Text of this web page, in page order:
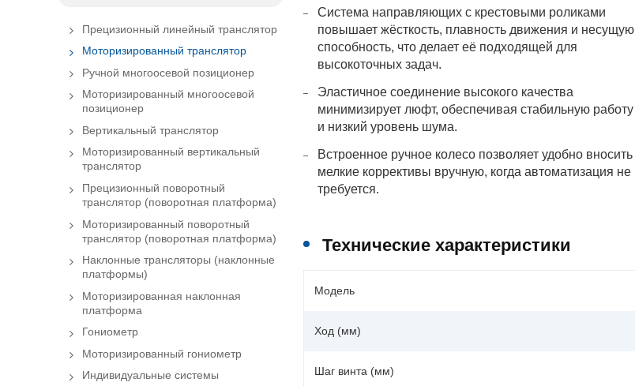
Система направляющих с крестовыми роликами
повышает жёсткость, плавность движения и несущую
способность, что делает её подходящей для
высокоточных задач.
Эластичное соединение высокого качества
минимизирует люфт, обеспечивая стабильную работу
и низкий уровень шума.
Встроенное ручное колесо позволяет удобно вносить
мелкие коррективы вручную, когда автоматизация не
требуется.
Технические характеристики
Модель
Ход (мм)
Шаг винта (мм)
Прецизионный линейный транслятор
Моторизированный транслятор
Ручной многоосевой позиционер
Моторизированный многоосевой
позиционер
Вертикальный транслятор
Моторизированный вертикальный
транслятор
Прецизионный поворотный
транслятор (поворотная платформа)
Моторизированный поворотный
транслятор (поворотная платформа)
Наклонные трансляторы (наклонные
платформы)
Моторизированная наклонная
платформа
Гониометр
Моторизированный гониометр
Индивидуальные системы